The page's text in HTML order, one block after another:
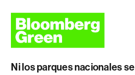
Ni los parques nacionales se